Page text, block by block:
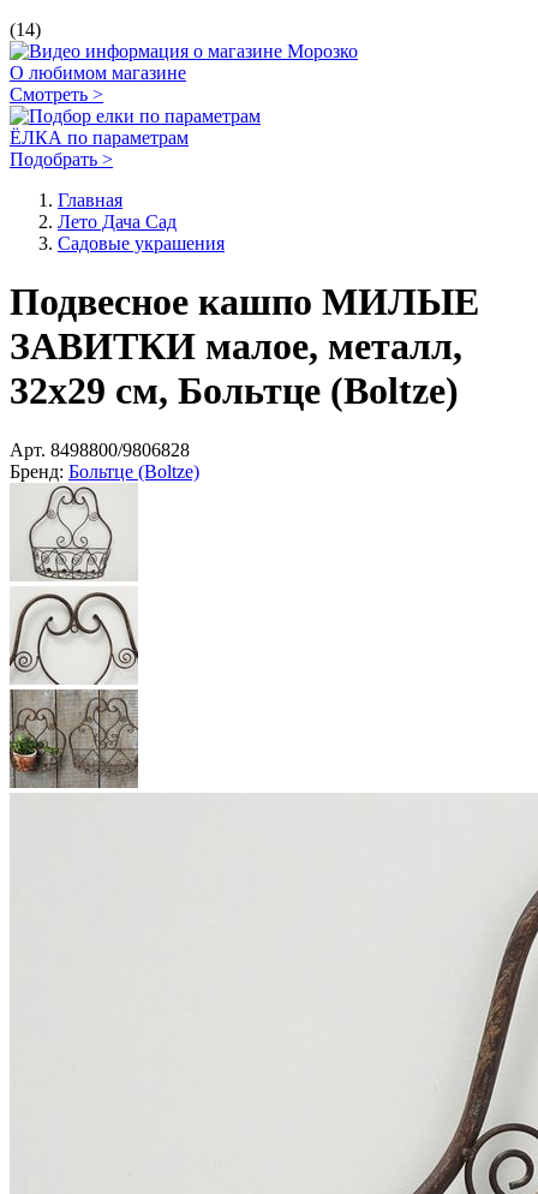
(14)
О любимом магазине
Смотреть >
ЁЛКА по параметрам
Подобрать >
Главная
Лето Дача Сад
Садовые украшения
Подвесное кашпо МИЛЫЕ
ЗАВИТКИ малое, металл,
32х29 см, Больтце (Boltze)
Арт. 8498800/9806828
Бренд: Больтце (Boltze)